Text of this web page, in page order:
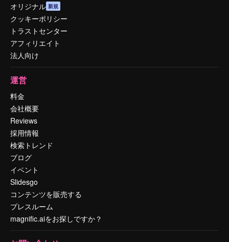
オリジナル 新規
クッキーポリシー
トラストセンター
アフィリエイト
法人向け
運営
料金
会社概要
Reviews
採用情報
検索トレンド
ブログ
イベント
Slidesgo
コンテンツを販売する
プレスルーム
magnific.aiをお探しですか？